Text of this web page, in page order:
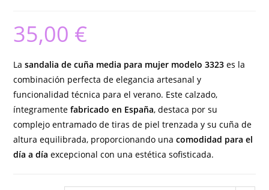
35,00 €
Lasandalia de cuña media para mujer modelo 3323 es la
combinación perfecta de elegancia artesanal y
funcionalidad técnica para el verano. Este calzado,
íntegramentefabricado en España, destaca por su
complejo entramado de tiras de piel trenzada y su cuña de
altura equilibrada, proporcionando unacomodidad para el
día a día excepcional con una estética sofisticada.